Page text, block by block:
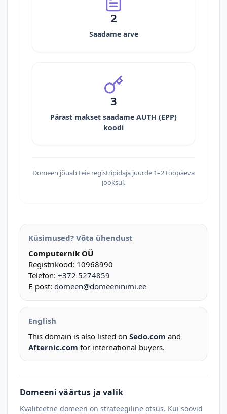
2
Saadame arve
3
Pärast makset saadame AUTH (EPP)
koodi
Domeen jõuab teie registripidaja juurde 1–2 tööpäeva
jooksul.
Küsimused? Võta ühendust
Computernik OÜ
Registrikood: 10968990
Telefon: +372 5274859
E-post: domeen@domeeninimi.ee
English
This domain is also listed on Sedo.com and
Afternic.com for international buyers.
Domeeni väärtus ja valik
Kvaliteetne domeen on strateegiline otsus. Kui soovid